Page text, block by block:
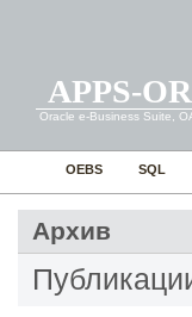
APPS-
Oracle e-Business Suite,
OEBS SQL
Архив